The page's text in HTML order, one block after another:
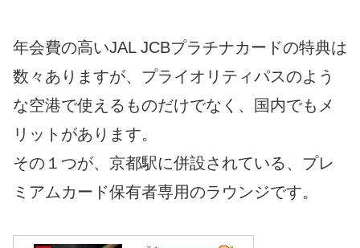
年会費の高いJAL JCBプラチナカードの特典は
数々ありますが、プライオリティパスのよう
な空港で使えるものだけでなく、国内でもメ
リットがあります。
その１つが、京都駅に併設されている、プレ
ミアムカード保有者専用のラウンジです。